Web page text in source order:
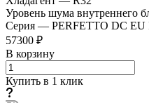
Уровень шума внутреннего
Серия — PERFETTO DC EU
57300 ₽
В корзину
Купить в 1 клик